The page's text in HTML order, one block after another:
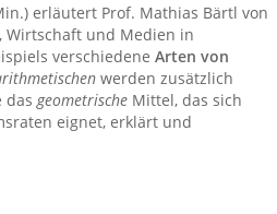
erläutert Prof. Mathias Bärtl von
Wirtschaft und Medien in
verschiedene Arten von
werden zusätzlich
das geometrische Mittel, das sich
eignet, erklärt und